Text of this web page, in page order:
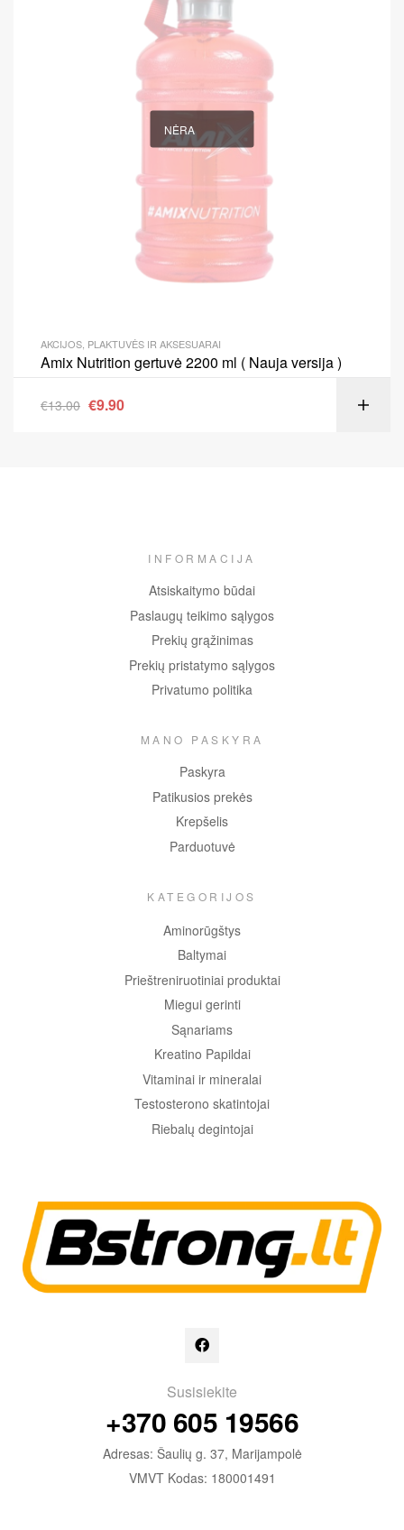
NĖRA
AKCIJOS PLAKTUVĖS IR AKSESUARAI
Amix Nutrition gertuvė 2200 ml ( Nauja versija )
€13.00 €9.90
Susisiekite
+370 605 19566
Adresas: Šaulių g. 37, Marijampolė
VMVT Kodas: 180001491
INFORMACIJA
Atsiskaitymo būdai
Paslaugų teikimo sąlygos
Prekių grąžinimas
Prekių pristatymo sąlygos
Privatumo politika
MANO PASKYRA
Paskyra
Patikusios prekės
Krepšelis
Parduotuvė
KATEGORIJOS
Aminorūgštys
Baltymai
Prieštreniruotiniai produktai
Miegui gerinti
Sąnariams
Kreatino Papildai
Vitaminai ir mineralai
Testosterono skatintojai
Riebalų degintojai